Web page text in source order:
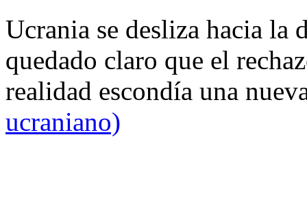
Ucrania se desliza hacia
quedado claro que el
realidad escondía una
ucraniano)